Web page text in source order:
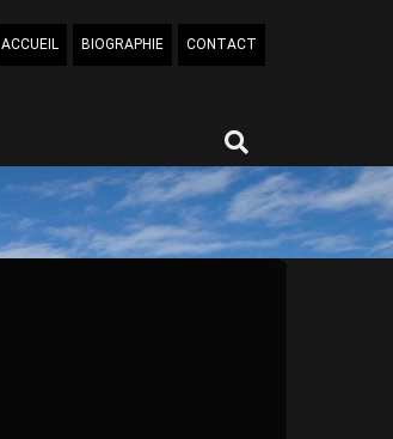
ACCUEIL BIOGRAPHIE CONTACT